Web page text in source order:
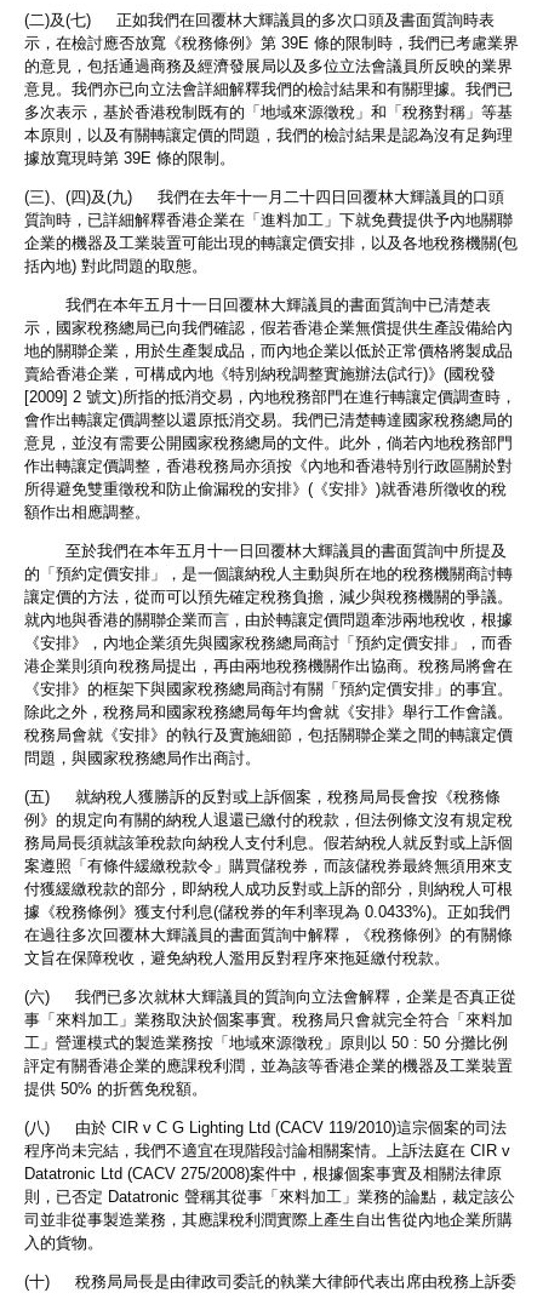
(二)及(七) 正如我們在回覆林大輝議員的多次口頭及書面質詢時表
示，在檢討應否放寬《稅務條例》第 39E 條的限制時，我們已考慮業界
的意見，包括通過商務及經濟發展局以及多位立法會議員所反映的業界
意見。我們亦已向立法會詳細解釋我們的檢討結果和有關理據。我們已
多次表示，基於香港稅制既有的「地域來源徵稅」和「稅務對稱」等基
本原則，以及有關轉讓定價的問題，我們的檢討結果是認為沒有足夠理
據放寬現時第 39E 條的限制。
(三)、(四)及(九) 我們在去年十一月二十四日回覆林大輝議員的口頭
質詢時，已詳細解釋香港企業在「進料加工」下就免費提供予內地關聯
企業的機器及工業裝置可能出現的轉讓定價安排，以及各地稅務機關(包
括內地) 對此問題的取態。
我們在本年五月十一日回覆林大輝議員的書面質詢中已清楚表
示，國家稅務總局已向我們確認，假若香港企業無償提供生產設備給內
地的關聯企業，用於生產製成品，而內地企業以低於正常價格將製成品
賣給香港企業，可構成內地《特別納稅調整實施辦法(試行)》(國稅發
[2009] 2 號文)所指的抵消交易，內地稅務部門在進行轉讓定價調查時，
會作出轉讓定價調整以還原抵消交易。我們已清楚轉達國家稅務總局的
意見，並沒有需要公開國家稅務總局的文件。此外，倘若內地稅務部門
作出轉讓定價調整，香港稅務局亦須按《內地和香港特別行政區關於對
所得避免雙重徵稅和防止偷漏稅的安排》(《安排》)就香港所徵收的稅
額作出相應調整。
至於我們在本年五月十一日回覆林大輝議員的書面質詢中所提及
的「預約定價安排」，是一個讓納稅人主動與所在地的稅務機關商討轉
讓定價的方法，從而可以預先確定稅務負擔，減少與稅務機關的爭議。
就內地與香港的關聯企業而言，由於轉讓定價問題牽涉兩地稅收，根據
《安排》，內地企業須先與國家稅務總局商討「預約定價安排」，而香
港企業則須向稅務局提出，再由兩地稅務機關作出協商。稅務局將會在
《安排》的框架下與國家稅務總局商討有關「預約定價安排」的事宜。
除此之外，稅務局和國家稅務總局每年均會就《安排》舉行工作會議。
稅務局會就《安排》的執行及實施細節，包括關聯企業之間的轉讓定價
問題，與國家稅務總局作出商討。
(五) 就納稅人獲勝訴的反對或上訴個案，稅務局局長會按《稅務條
例》的規定向有關的納稅人退還已繳付的稅款，但法例條文沒有規定稅
務局局長須就該筆稅款向納稅人支付利息。假若納稅人就反對或上訴個
案遵照「有條件緩繳稅款令」購買儲稅券，而該儲稅券最終無須用來支
付獲緩繳稅款的部分，即納稅人成功反對或上訴的部分，則納稅人可根
據《稅務條例》獲支付利息(儲稅券的年利率現為 0.0433%)。正如我們
在過往多次回覆林大輝議員的書面質詢中解釋，《稅務條例》的有關條
文旨在保障稅收，避免納稅人濫用反對程序來拖延繳付稅款。
(六) 我們已多次就林大輝議員的質詢向立法會解釋，企業是否真正從
事「來料加工」業務取決於個案事實。稅務局只會就完全符合「來料加
工」營運模式的製造業務按「地域來源徵稅」原則以 50 : 50 分攤比例
評定有關香港企業的應課稅利潤，並為該等香港企業的機器及工業裝置
提供 50% 的折舊免稅額。
(八) 由於 CIR v C G Lighting Ltd (CACV 119/2010)這宗個案的司法
程序尚未完結，我們不適宜在現階段討論相關案情。上訴法庭在 CIR v
Datatronic Ltd (CACV 275/2008)案件中，根據個案事實及相關法律原
則，已否定 Datatronic 聲稱其從事「來料加工」業務的論點，裁定該公
司並非從事製造業務，其應課稅利潤實際上產生自出售從內地企業所購
入的貨物。
(十) 稅務局局長是由律政司委託的執業大律師代表出席由稅務上訴委